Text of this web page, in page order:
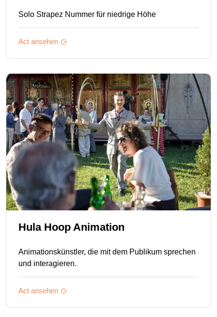
Solo Strapez Nummer für niedrige Höhe
Act ansehen
Hula Hoop Animation
Animationskünstler, die mit dem Publikum sprechen
und interagieren.
Act ansehen